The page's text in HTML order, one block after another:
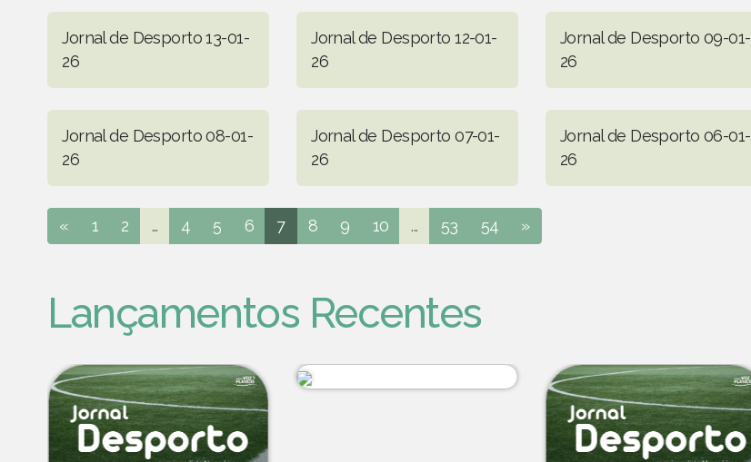
Jornal de Desporto 13-01-
26
Jornal de Desporto 12-01-
26
Jornal de Desporto 09-01-
26
Jornal de Desporto 08-01-
26
Jornal de Desporto 07-01-
26
Jornal de Desporto 06-01-
26
« 1 2 ... 4 5 6 7 8 9 10 ... 53 54 »
Lançamentos Recentes